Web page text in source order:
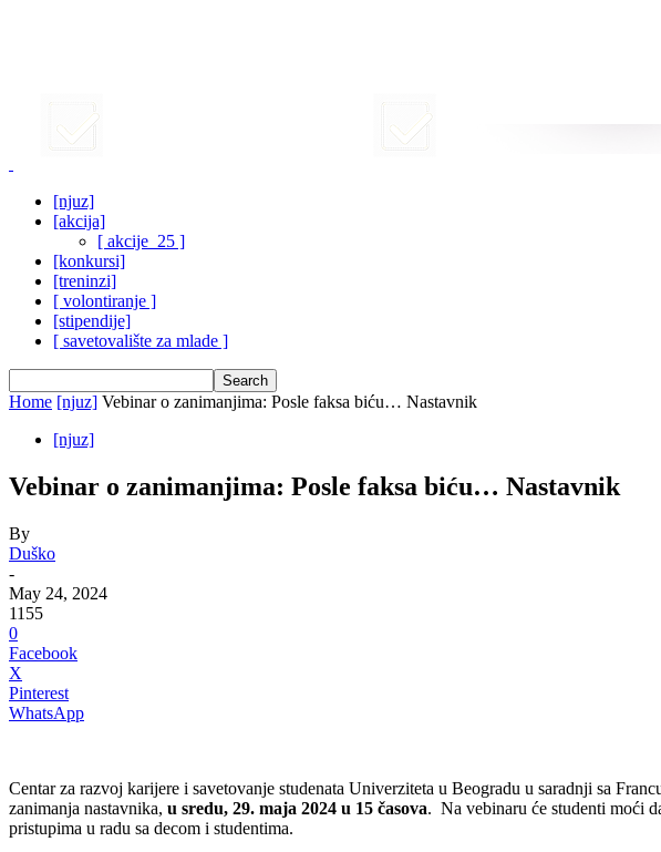
[njuz]
[akcija]
[ akcije_25 ]
[konkursi]
[treninzi]
[ volontiranje ]
[stipendije]
[ savetovalište za mlade ]
Home [njuz] Vebinar o zanimanjima: Posle faksa biću… Nastavnik
[njuz]
Vebinar o zanimanjima: Posle faksa biću… Nastavnik
By
Duško
-
May 24, 2024
1155
0
Facebook
X
Pinterest
WhatsApp
Centar za razvoj karijere i savetovanje studenata Univerziteta u Beogradu u saradnji sa
zanimanja nastavnika, u sredu, 29. maja 2024 u 15 časova. Na vebinaru će studenti moći
pristupima u radu sa decom i studentima.